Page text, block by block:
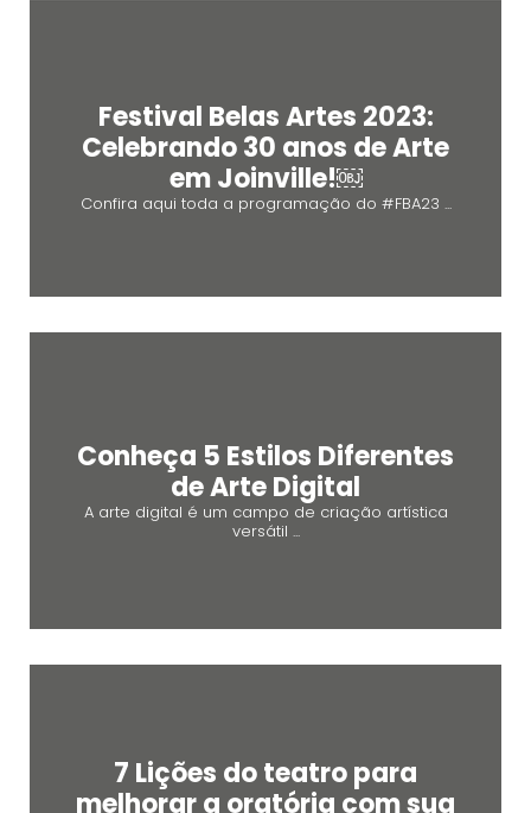
Festival Belas Artes 2023:
Celebrando 30 anos de Arte
em Joinville!￼
Confira aqui toda a programação do #FBA23 ...
Conheça 5 Estilos Diferentes
de Arte Digital
A arte digital é um campo de criação artística
versátil ...
7 Lições do teatro para
melhorar a oratória com sua